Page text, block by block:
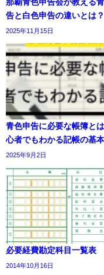
告と白色申告の違いとは？
2025年11月15日
青色申告に必要な帳簿と
心者でもわかる記帳の基本
2025年9月2日
必要経費勘定科目一覧表
2014年10月16日